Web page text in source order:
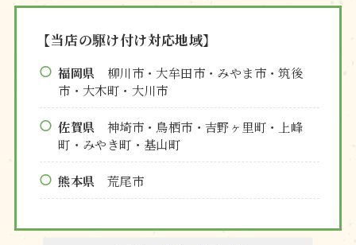
【当店の駆け付け対応地域】
福岡県 柳川市・大牟田市・みやま市・筑後
市・大木町・大川市
佐賀県 神埼市・鳥栖市・吉野ヶ里町・上峰
町・みやき町・基山町
熊本県 荒尾市